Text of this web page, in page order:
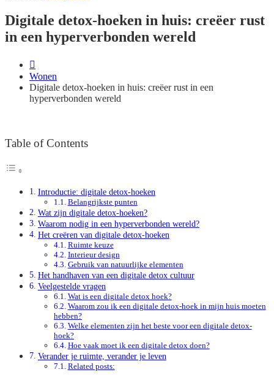
Digitale detox-hoeken in huis: creëer rust
in een hyperverbonden wereld
Wonen
Digitale detox-hoeken in huis: creëer rust in een
hyperverbonden wereld
Table of Contents
Introductie: digitale detox-hoeken
Belangrijkste punten
Wat zijn digitale detox-hoeken?
Waarom nodig in een hyperverbonden wereld?
Het creëren van digitale detox-hoeken
Ruimte keuze
Interieur design
Gebruik van natuurlijke elementen
Het handhaven van een digitale detox cultuur
Veelgestelde vragen
Wat is een digitale detox hoek?
Waarom zou ik een digitale detox-hoek in mijn huis moeten
hebben?
Welke elementen zijn het beste voor een digitale detox-
hoek?
Hoe vaak moet ik een digitale detox doen?
Verander je ruimte, verander je leven
Related posts: